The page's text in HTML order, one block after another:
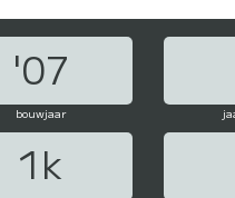
'07
bouwjaar
1k